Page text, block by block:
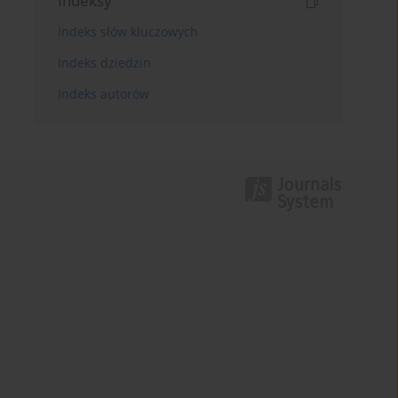
Indeks słów kluczowych
Indeks dziedzin
Indeks autorów